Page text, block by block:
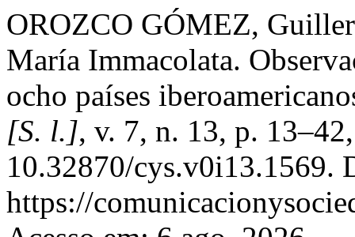
OROZCO GÓMEZ,
María Immacolata.
ocho países
[S. l.], v. 7, n. 13, p.
10.32870/cys.v0i13.1569.
https://